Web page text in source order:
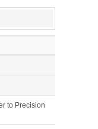
to Precision